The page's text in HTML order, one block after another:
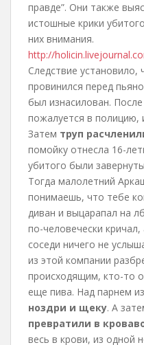
правде”. Они также
истошные крики
них внимания.
http://
Следствие
провинился перед
был изнасилован.
пожалуется в полицию,
Затем труп
помойку отнесла 16-
убитого были
Тогда малолетний
понимаешь, что тебе
диван и выцарапал на
по-человечески
соседи ничего не
из этой компании
происходящим, кто-то
еще пива. Над парнем
ноздри и щеку. А
превратили в
весь в крови, из одной